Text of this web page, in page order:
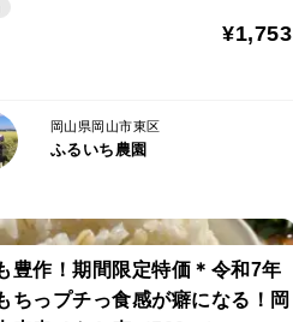
点（配送方法や納期指定など）
¥1,753
岡山県岡山市東区
ふるいち農園
豊作！期間限定特価＊令和7年
っプチっ食感が癖になる！岡